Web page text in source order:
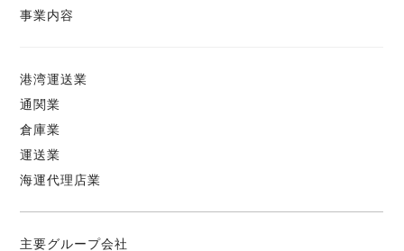
事業内容
港湾運送業
通関業
倉庫業
運送業
海運代理店業
主要グループ会社